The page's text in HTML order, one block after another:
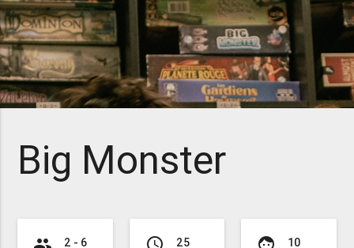
Big Monster
group 2 - 6 access_time 25 face 10